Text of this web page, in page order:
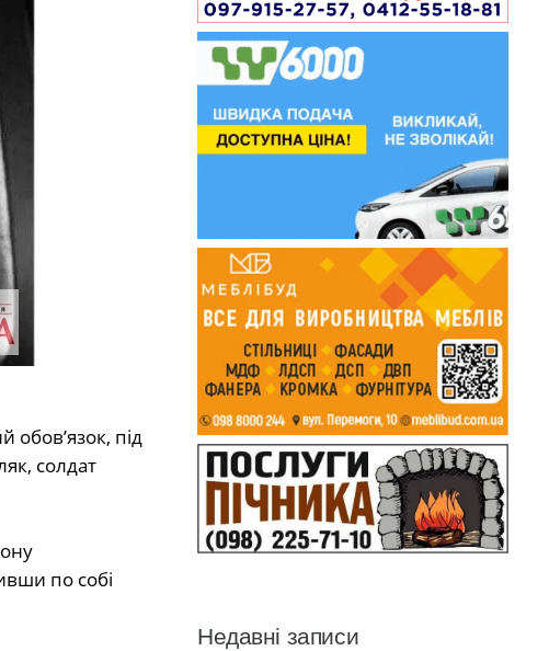
під
солдат
по собі
Недавні записи